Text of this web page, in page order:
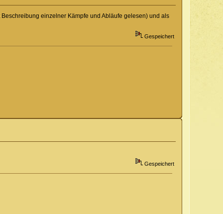
einzelner Kämpfe und Abläufe gelesen) und als
Gespeichert
Gespeichert